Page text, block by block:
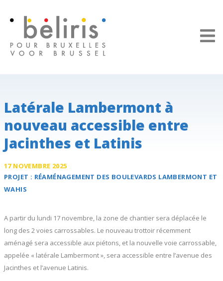
Latérale Lambermont à
nouveau accessible entre
Jacinthes et Latinis
17 NOVEMBRE 2025
PROJET : RÉAMÉNAGEMENT DES BOULEVARDS LAMBERMONT ET
WAHIS
A partir du lundi 17 novembre, la zone de chantier sera déplacée le
long des 2 voies carrossables. Le nouveau trottoir récemment
aménagé sera accessible aux piétons, et la nouvelle voie carrossable,
appelée « latérale Lambermont », sera accessible entre l’avenue des
Jacinthes et l’avenue Latinis.